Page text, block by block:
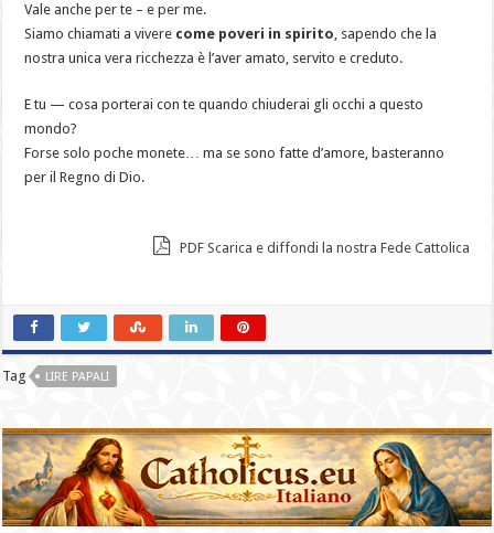
Vale anche per te – e per me.
Siamo chiamati a vivere come poveri in spirito, sapendo che la
nostra unica vera ricchezza è l’aver amato, servito e creduto.
E tu — cosa porterai con te quando chiuderai gli occhi a questo
mondo?
Forse solo poche monete… ma se sono fatte d’amore, basteranno
per il Regno di Dio.
PDF Scarica e diffondi la nostra Fede Cattolica
Tag LIRE PAPALI